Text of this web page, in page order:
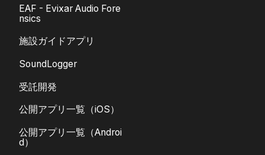
EAF - Evixar Audio Fore
nsics
施設ガイドアプリ
SoundLogger
受託開発
公開アプリ一覧（iOS）
公開アプリ一覧（Androi
d）